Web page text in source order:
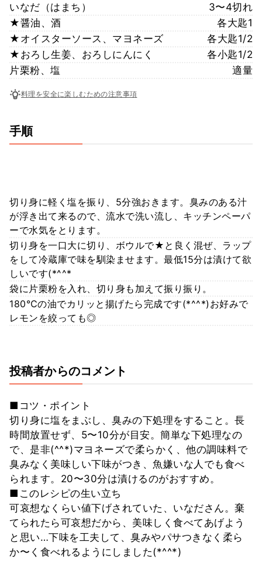
いなだ（はまち）
3〜4切れ
★醤油、酒
各大匙1
★オイスターソース、マヨネーズ
各大匙1/2
★おろし生姜、おろしにんにく
各小匙1/2
片栗粉、塩
適量
料理を安全に楽しむための注意事項
手順
切り身に軽く塩を振り、5分強おきます。臭みのある汁
が浮き出て来るので、流水で洗い流し、キッチンペーパ
ーで水気をとります。
切り身を一口大に切り、ボウルで★と良く混ぜ、ラップ
をして冷蔵庫で味を馴染ませます。最低15分は漬けて欲
しいです(*^^*
袋に片栗粉を入れ、切り身も加えて振り振り。
180℃の油でカリッと揚げたら完成です(*^^*)お好みで
レモンを絞っても◎
投稿者からのコメント
■コツ・ポイント
切り身に塩をまぶし、臭みの下処理をすること。長
時間放置せず、5〜10分が目安。簡単な下処理なの
で、是非(^^*)マヨネーズで柔らかく、他の調味料で
臭みなく美味しい下味がつき、魚嫌いな人でも食べ
られます。20〜30分は漬けるのがおすすめ。
■このレシピの生い立ち
可哀想なくらい値下げされていた、いなださん。棄
てられたら可哀想だから、美味しく食べてあげよう
と思い…下味を工夫して、臭みやパサつきなく柔ら
か〜く食べれるようにしました(*^^*)